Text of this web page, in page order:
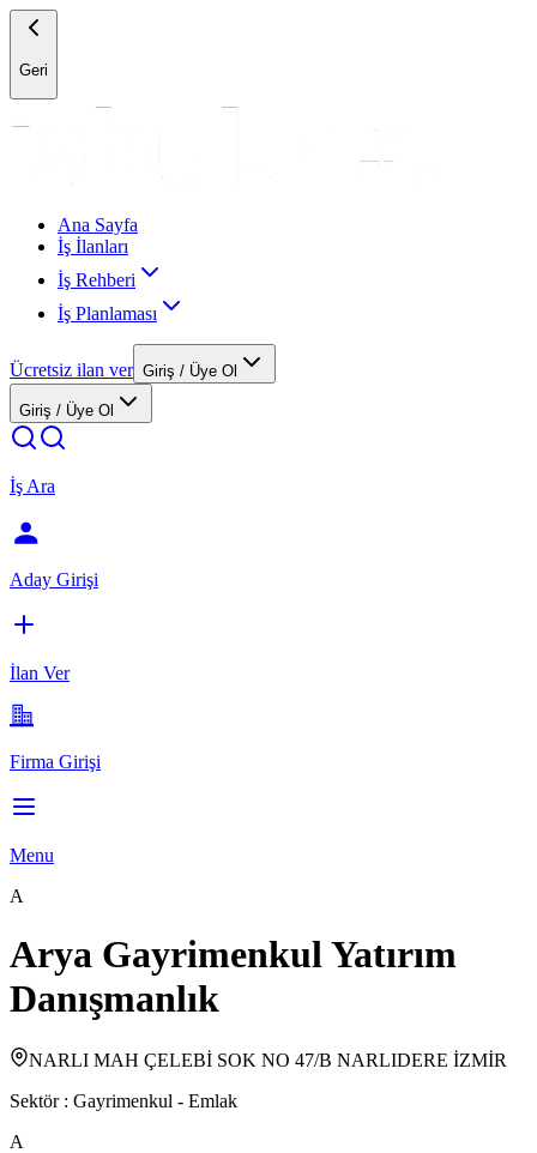
Geri
Ana Sayfa
İş İlanları
İş Rehberi
İş Planlaması
Ücretsiz ilan ver Giriş / Üye Ol
Giriş / Üye Ol
İş Ara
Aday Girişi
İlan Ver
Firma Girişi
Menu
A
Arya Gayrimenkul Yatırım
Danışmanlık
NARLI MAH ÇELEBİ SOK NO 47/B NARLIDERE İZMİR
Sektör : Gayrimenkul - Emlak
A